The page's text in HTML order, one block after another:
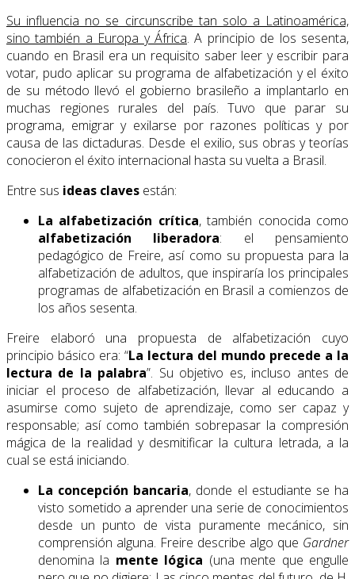
Su influencia no se circunscribe tan solo a Latinoamérica,
sino también a Europa y África. A principio de los sesenta,
cuando en Brasil era un requisito saber leer y escribir para
votar, pudo aplicar su programa de alfabetización y el éxito
de su método llevó el gobierno brasileño a implantarlo en
muchas regiones rurales del país. Tuvo que parar su
programa, emigrar y exilarse por razones políticas y por
causa de las dictaduras. Desde el exilio, sus obras y teorías
conocieron el éxito internacional hasta su vuelta a Brasil.
Entre sus ideas claves están:
La alfabetización crítica, también conocida como
alfabetización liberadora: el pensamiento
pedagógico de Freire, así como su propuesta para la
alfabetización de adultos, que inspiraría los principales
programas de alfabetización en Brasil a comienzos de
los años sesenta.
Freire elaboró una propuesta de alfabetización cuyo
principio básico era: “La lectura del mundo precede a la
lectura de la palabra”. Su objetivo es, incluso antes de
iniciar el proceso de alfabetización, llevar al educando a
asumirse como sujeto de aprendizaje, como ser capaz y
responsable; así como también sobrepasar la compresión
mágica de la realidad y desmitificar la cultura letrada, a la
cual se está iniciando.
La concepción bancaria, donde el estudiante se ha
visto sometido a aprender una serie de conocimientos
desde un punto de vista puramente mecánico, sin
comprensión alguna. Freire describe algo que Gardner
denomina la mente lógica (una mente que engulle